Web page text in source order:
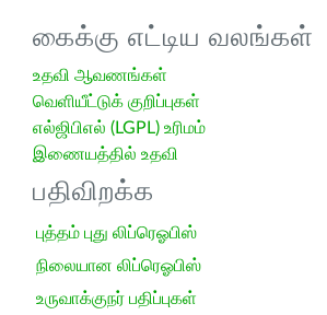
கைக்கு எட்டிய வலங்கள்
உதவி ஆவணங்கள்
வெளியீட்டுக் குறிப்புகள்
எல்ஜிபிஎல் (LGPL) உரிமம்
இணையத்தில் உதவி
பதிவிறக்க
புத்தம் புது லிப்ரெஓபிஸ்
நிலையான லிப்ரெஓபிஸ்
உருவாக்குநர் பதிப்புகள்